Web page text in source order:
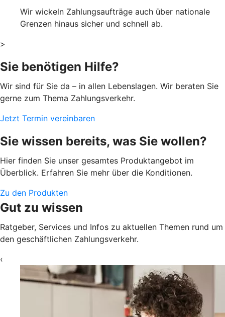
Wir wickeln Zahlungsaufträge auch über nationale
Grenzen hinaus sicher und schnell ab.
>
Sie benötigen Hilfe?
Wir sind für Sie da – in allen Lebenslagen. Wir beraten Sie
gerne zum Thema Zahlungsverkehr.
Jetzt Termin vereinbaren
Sie wissen bereits, was Sie wollen?
Hier finden Sie unser gesamtes Produktangebot im
Überblick. Erfahren Sie mehr über die Konditionen.
Zu den Produkten
Gut zu wissen
Ratgeber, Services und Infos zu aktuellen Themen rund um
den geschäftlichen Zahlungsverkehr.
‹